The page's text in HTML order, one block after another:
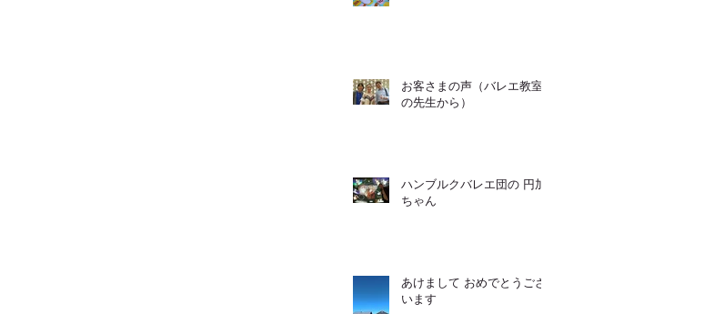
お客さまの声（バレエ教室
の先生から）
ハンブルクバレエ団の 円加
ちゃん
あけまして おめでとうござ
います